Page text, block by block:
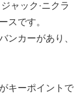
ャック·ニクラ
スです。
ンカーがあり、
キーポイントで